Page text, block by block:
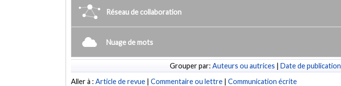
Réseau de collaboration
Nuage de mots
Grouper par: Auteurs ou autrices | Date de publication
Aller à :Article de revue |Commentaire ou lettre |Communication écrite